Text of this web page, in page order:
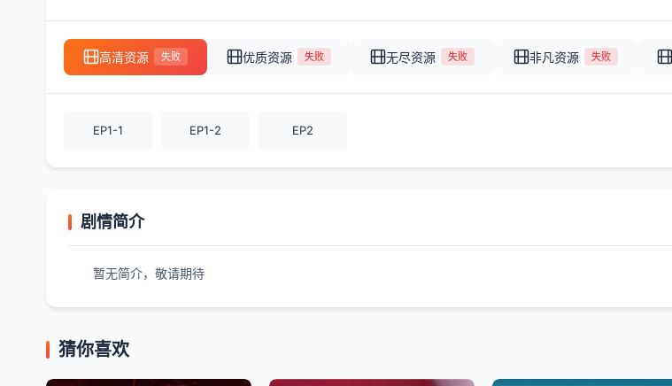
高清资源 失败 优质资源 失败 无尽资源 失败 非凡资源 失败
EP1-1 EP1-2 EP2
剧情简介
暂无简介，敬请期待
猜你喜欢